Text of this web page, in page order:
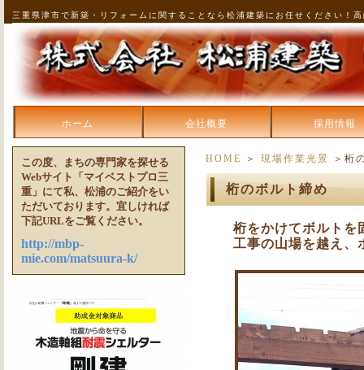
三重県津市で新築・リフォームに関することなら松浦建築にお任せください！
ホーム 会社概要 採用情報
HOME ＞ 現場作業光景 ＞桁
桁のボルト締め
桁をかけてボルトを
工事の山場を越え、
この度、まちの専門家を探せる
Webサイト「マイベストプロ三
重」にて私、松浦のご紹介をい
ただいております。宜しければ
下記URLをご覧ください。
http://mbp-
mie.com/matsuura-k/